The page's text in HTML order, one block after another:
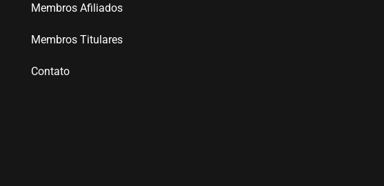
Membros Afiliados
Membros Titulares
Contato